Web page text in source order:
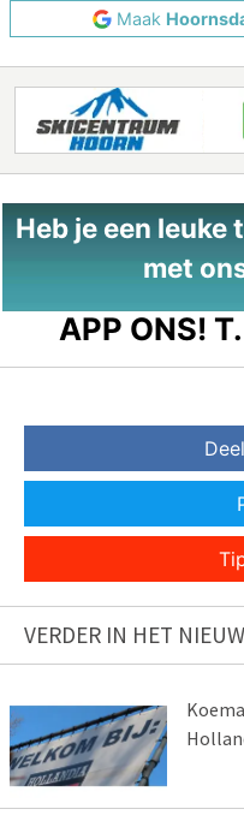
Maak
Heb je een
met
APP ONS! T.
VERDER IN HET